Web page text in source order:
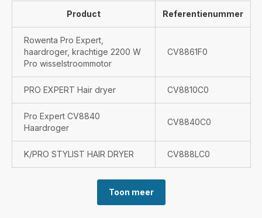
Product Referentienummer
Rowenta Pro Expert,
haardroger, krachtige 2200 W
Pro wisselstroommotor
CV8861F0
PRO EXPERT Hair dryer CV8810C0
Pro Expert CV8840
Haardroger
CV8840C0
K/PRO STYLIST HAIR DRYER CV888LC0
Toon meer